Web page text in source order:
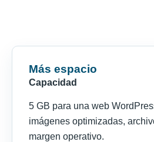
Más espacio
Capacidad
5 GB para una web
imágenes optimizadas,
margen operativo.